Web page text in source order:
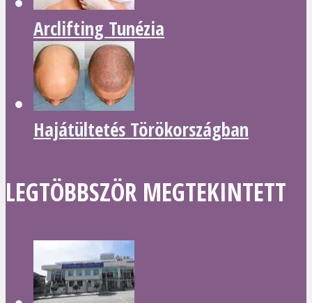
Arclifting Tunézia
Hajátültetés Törökországban
LEGTÖBBSZÖR MEGTEKINTETT